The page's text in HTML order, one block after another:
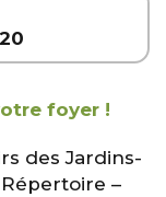
foyer !
des Jardins-
–